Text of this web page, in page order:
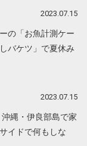
2023.07.15
の「お魚計測ケー
バケツ」で夏休み
2023.07.15
沖縄・伊良部島で家
イドで何もしな